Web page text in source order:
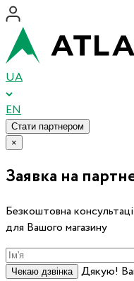
UA
EN
Стати партнером
×
Заявка на
Безкоштовна
для Вашого магазину
Чекаю дзвінка
Дякую!